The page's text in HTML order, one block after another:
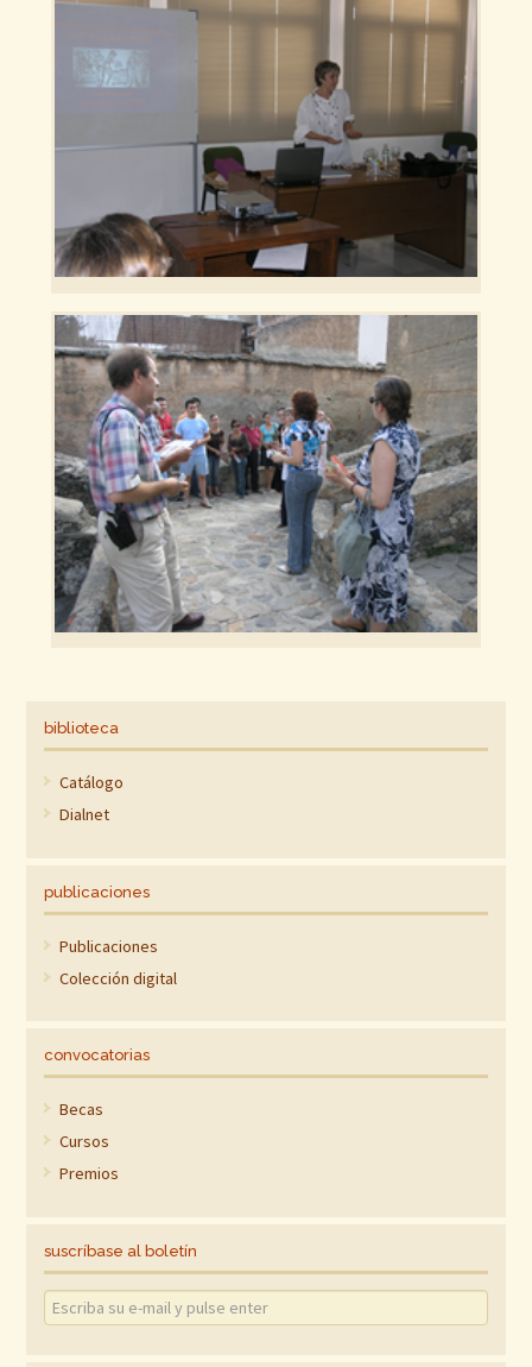
biblioteca
Catálogo
Dialnet
publicaciones
Publicaciones
Colección digital
convocatorias
Becas
Cursos
Premios
suscríbase al boletín